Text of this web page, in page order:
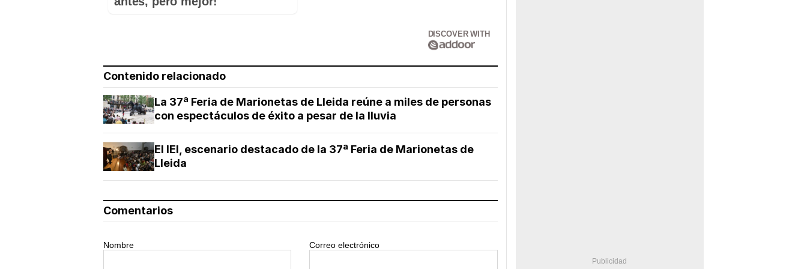
DISCOVER WITH
Contenido relacionado
La 37ª Feria de Marionetas de Lleida reúne a miles de personas
con espectáculos de éxito a pesar de la lluvia
El IEI, escenario destacado de la 37ª Feria de Marionetas de
Lleida
Comentarios
Nombre Correo electrónico